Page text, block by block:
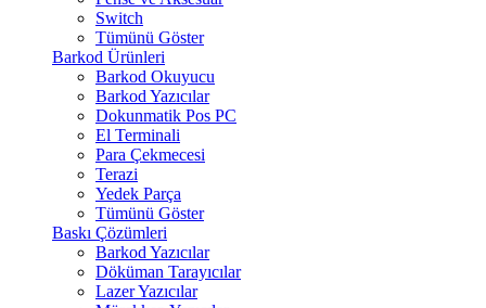
Switch
Tümünü Göster
Barkod Ürünleri
Barkod Okuyucu
Barkod Yazıcılar
Dokunmatik Pos PC
El Terminali
Para Çekmecesi
Terazi
Yedek Parça
Tümünü Göster
Baskı Çözümleri
Barkod Yazıcılar
Döküman Tarayıcılar
Lazer Yazıcılar